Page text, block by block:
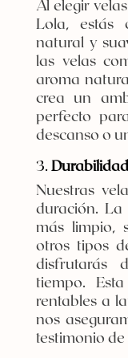
Al elegir
Lola, estás
natural y
las velas
aroma
crea un
perfecto
descanso o
3.
Nuestras
duración.
más limpio,
otros tipos
disfrutarás
tiempo.
rentables a
nos
testimonio